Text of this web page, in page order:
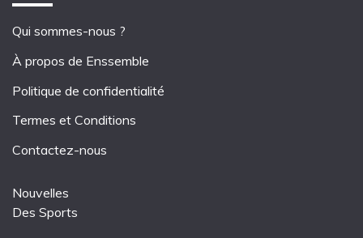
Qui sommes-nous ?
À propos de Enssemble
Politique de confidentialité
Termes et Conditions
Contactez-nous
Nouvelles
Des Sports